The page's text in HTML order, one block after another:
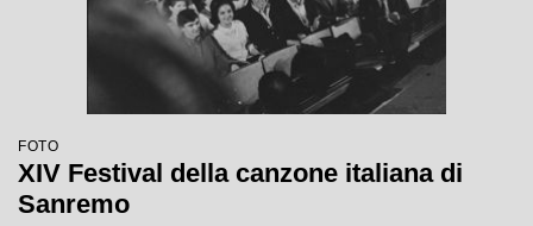
FOTO
XIV Festival della canzone italiana di
Sanremo